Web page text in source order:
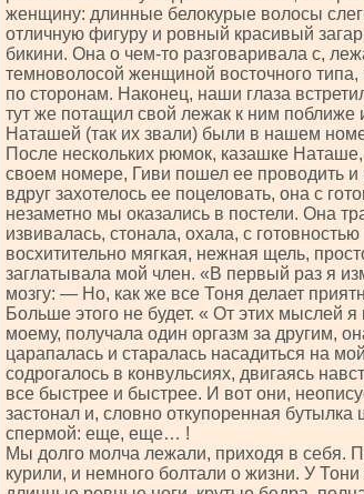
женщину: длинные белокурые волосы
отличную фигуру и ровный красивый
бикини. Она о чем-то разговаривала с,
темноволосой женщиной восточного
по сторонам. Наконец, наши глаза
тут же потащил свой лежак к ним поближе
Наташей (так их звали) были в нашем
После нескольких рюмок, казашке
своем номере, Гиви пошел ее проводить
вдруг захотелось ее поцеловать, она с
незаметно мы оказались в постели. Она
извивалась, стонала, охала, с
восхитительно мягкая, нежная щель,
заглатывала мой член. «В первый раз я
мозгу: — Но, как же все Тоня делает
Больше этого не будет. « От этих мыслей я
моему, получала один оргазм за другим,
царапалась и старалась насадиться на
содрогалось в конвульсиях, двигаясь
все быстрее и быстрее. И вот они,
застонал и, словно откупоренная
спермой: еще, еще… !
Мы долго молча лежали, приходя в себя.
курили, и немного болтали о жизни. У